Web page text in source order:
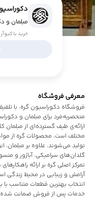
مبلمان و
خرید با
معرفی فروشگاه
فروشگاه دکوراسیون گره، با
منحصربه‌فرد برای مبلمان و
ارائه‌ی طیف گسترده‌ای از
مختلف است. محصولات گره از
تولید می‌شوند. علاوه بر مبلمان،
گلدان‌های سرامیکی، آباژور و
تمرکز اصلی گره بر ارائه
آرامش و زیبایی در محیط زندگی
انتخاب بهترین قطعات متناسب
خدمات پس از فروش ضمانت شده،